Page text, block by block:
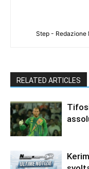
Step - Redazione
RELATED ARTICLES